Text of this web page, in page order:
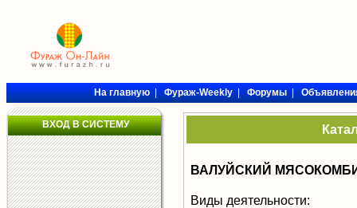
На главную|Фураж-Weekly|Форумы|
ВХОД В СИСТЕМУ
ВАЛУЙСКИЙ
Виды деятельности: